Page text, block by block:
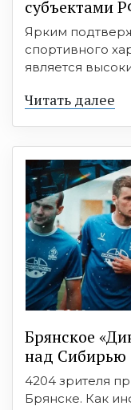
субъектами
Ярким
спортивного
является
Читать далее
Брянское
над Сибирью
4204 зрителя
Брянске. Как